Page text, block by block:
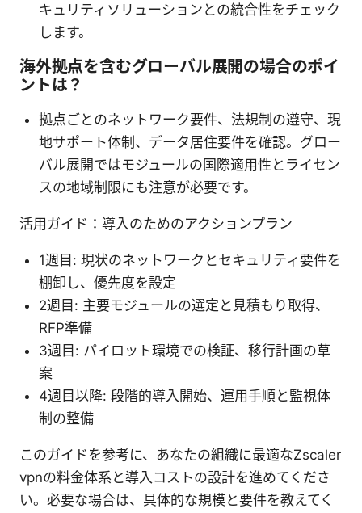
キュリティソリューションとの統合性をチェック
します。
海外拠点を含むグローバル展開の場合のポイ
ントは？
拠点ごとのネットワーク要件、法規制の遵守、現
地サポート体制、データ居住要件を確認。グロー
バル展開ではモジュールの国際適用性とライセン
スの地域制限にも注意が必要です。
活用ガイド：導入のためのアクションプラン
1週目: 現状のネットワークとセキュリティ要件を
棚卸し、優先度を設定
2週目: 主要モジュールの選定と見積もり取得、
RFP準備
3週目: パイロット環境での検証、移行計画の草
案
4週目以降: 段階的導入開始、運用手順と監視体
制の整備
このガイドを参考に、あなたの組織に最適なZscaler
vpnの料金体系と導入コストの設計を進めてくださ
い。必要な場合は、具体的な規模と要件を教えてく